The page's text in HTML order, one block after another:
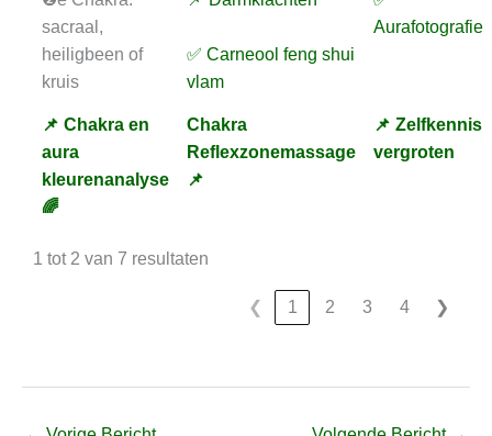
sacraal,
heiligbeen of
kruis
✅ Carneool feng shui
vlam
Aurafotografie
📌 Chakra en
aura
kleurenanalyse
🌈
Chakra
Reflexzonemassage
📌
📌 Zelfkennis
vergroten
1 tot 2 van 7 resultaten
❮ 1 2 3 4 ❯